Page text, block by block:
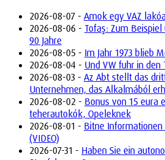
2026-08-07 - Amok egy VAZ
2026-08-06 - Tofaş: Zum
90 Jahre
2026-08-05 - Im Jahr 1973 blieb
2026-08-04 - Und VW fuhr in den
2026-08-03 - Az Abt stellt das
Unternehmen, das Alkalmából
2026-08-02 - Bonus von 15 eura
teherautokók, Opeleknek
2026-08-01 - Bitne Informationen
(VIDEO)
2026-07-31 - Haben Sie ein